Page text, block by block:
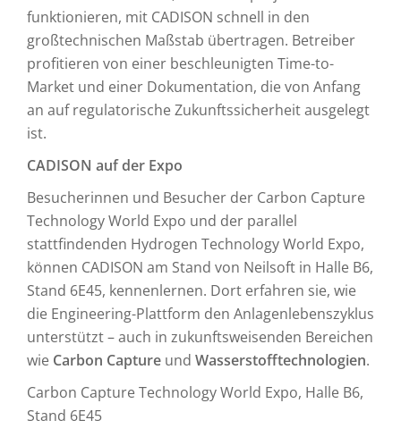
funktionieren, mit CADISON schnell in den
großtechnischen Maßstab übertragen. Betreiber
profitieren von einer beschleunigten Time-to-
Market und einer Dokumentation, die von Anfang
an auf regulatorische Zukunftssicherheit ausgelegt
ist.
CADISON auf der Expo
Besucherinnen und Besucher der Carbon Capture
Technology World Expo und der parallel
stattfindenden Hydrogen Technology World Expo,
können CADISON am Stand von Neilsoft in Halle B6,
Stand 6E45, kennenlernen. Dort erfahren sie, wie
die Engineering-Plattform den Anlagenlebenszyklus
unterstützt – auch in zukunftsweisenden Bereichen
wie Carbon Capture und Wasserstofftechnologien.
Carbon Capture Technology World Expo, Halle B6,
Stand 6E45